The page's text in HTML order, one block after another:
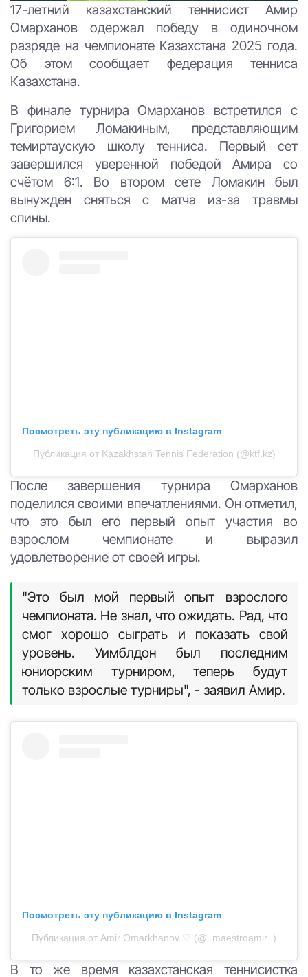
17-летний казахстанский теннисист Амир
Омарханов одержал победу в одиночном
разряде на чемпионате Казахстана 2025 года.
Об этом сообщает федерация тенниса
Казахстана.
В финале турнира Омарханов встретился с
Григорием Ломакиным, представляющим
темиртаускую школу тенниса. Первый сет
завершился уверенной победой Амира со
счётом 6:1. Во втором сете Ломакин был
вынужден сняться с матча из-за травмы
спины.
Посмотреть эту публикацию в Instagram
Публикация от Kazakhstan Tennis Federation (@ktf.kz)
После завершения турнира Омарханов
поделился своими впечатлениями. Он отметил,
что это был его первый опыт участия во
взрослом чемпионате и выразил
удовлетворение от своей игры.
"Это был мой первый опыт взрослого
чемпионата. Не знал, что ожидать. Рад, что
смог хорошо сыграть и показать свой
уровень. Уимблдон был последним
юниорским турниром, теперь будут
только взрослые турниры", - заявил Амир.
Посмотреть эту публикацию в Instagram
Публикация от Amir Omarkhanov ♡ (@_maestroamir_)
В то же время казахстанская теннисистка